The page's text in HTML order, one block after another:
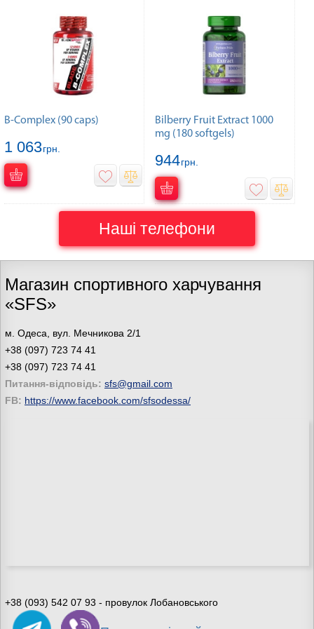
B-Complex (90 caps)
1 063грн.
Bilberry Fruit Extract 1000
mg (180 softgels)
944грн.
Наші телефони
Магазин спортивного харчування
«SFS»
м. Одеса, вул. Мечникова 2/1
+38 (097) 723 74 41
+38 (097) 723 74 41
Питання-відповідь: sfs@gmail.com
FB: https://www.facebook.com/sfsodessa/
+38 (093) 542 07 93 - провулок Лобановського